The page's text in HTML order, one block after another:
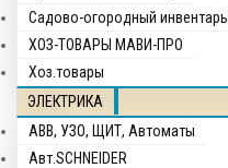
Садово-огородный инвентарь
ХОЗ-ТОВАРЫ МАВИ-ПРО
Хоз.товары
ЭЛЕКТРИКА
ABB, УЗО, ЩИТ, Автоматы
Авт.SCHNEIDER